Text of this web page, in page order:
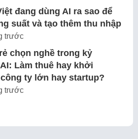
đang dùng AI ra sao để
suất và tạo thêm thu nhập
trước
chọn nghề trong kỷ
Làm thuê hay khởi
ty lớn hay startup?
trước